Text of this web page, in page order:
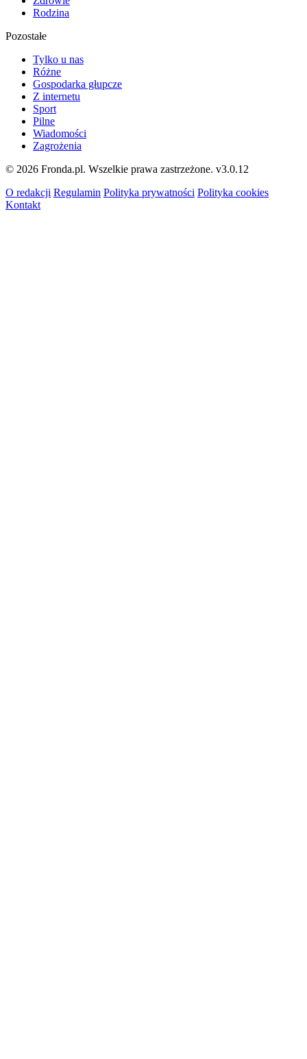
Rodzina
Pozostałe
Tylko u nas
Różne
Gospodarka głupcze
Z internetu
Sport
Pilne
Wiadomości
Zagrożenia
© 2026 Fronda.pl. Wszelkie prawa zastrzeżone. v3.0.12
O redakcji Regulamin Polityka prywatności Polityka cookies
Kontakt